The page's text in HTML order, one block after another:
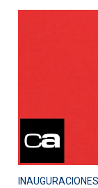
INAUGURACIONES